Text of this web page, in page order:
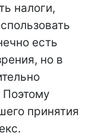
налоги,
есть
но в
принятия